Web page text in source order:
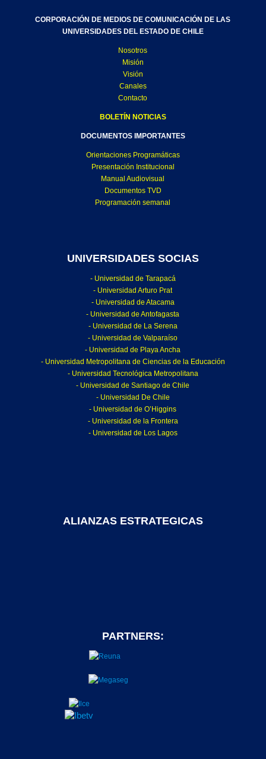
CORPORACIÓN DE MEDIOS DE COMUNICACIÓN DE LAS
UNIVERSIDADES DEL ESTADO DE CHILE
Nosotros
Misión
Visión
Canales
Contacto
BOLETÍN NOTICIAS
DOCUMENTOS IMPORTANTES
Orientaciones Programáticas
Presentación Institucional
Manual Audiovisual
Documentos TVD
Programación semanal
UNIVERSIDADES SOCIAS
- Universidad de Tarapacá
- Universidad Arturo Prat
- Universidad de Atacama
- Universidad de Antofagasta
- Universidad de La Serena
- Universidad de Valparaíso
- Universidad de Playa Ancha
- Universidad Metropolitana de Ciencias de la Educación
- Universidad Tecnológica Metropolitana
- Universidad de Santiago de Chile
- Universidad De Chile
- Universidad de O’Higgins
- Universidad de la Frontera
- Universidad de Los Lagos
ALIANZAS ESTRATEGICAS
PARTNERS: